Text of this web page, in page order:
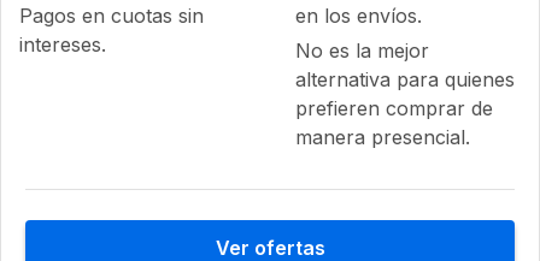
Pagos en cuotas sin
intereses.
en los envíos.
No es la mejor
alternativa para quienes
prefieren comprar de
manera presencial.
Ver ofertas